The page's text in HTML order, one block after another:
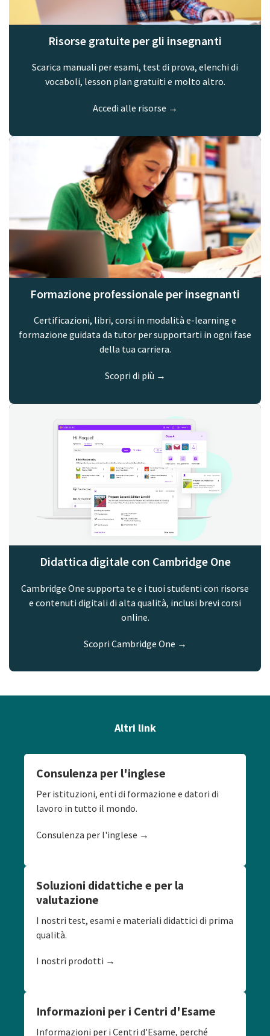
Risorse gratuite per gli insegnanti
Scarica manuali per esami, test di prova, elenchi di
vocaboli, lesson plan gratuiti e molto altro.
Accedi alle risorse →
Formazione professionale per insegnanti
Certificazioni, libri, corsi in modalità e-learning e
formazione guidata da tutor per supportarti in ogni fase
della tua carriera.
Scopri di più →
Didattica digitale con Cambridge One
Cambridge One supporta te e i tuoi studenti con risorse
e contenuti digitali di alta qualità, inclusi brevi corsi
online.
Scopri Cambridge One →
Altri link
Consulenza per l'inglese
Per istituzioni, enti di formazione e datori di
lavoro in tutto il mondo.
Consulenza per l'inglese →
Soluzioni didattiche e per la
valutazione
I nostri test, esami e materiali didattici di prima
qualità.
I nostri prodotti →
Informazioni per i Centri d'Esame
Informazioni per i Centri d'Esame, perché